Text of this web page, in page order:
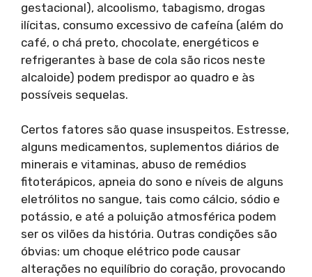
gestacional), alcoolismo, tabagismo, drogas
ilícitas, consumo excessivo de cafeína (além do
café, o chá preto, chocolate, energéticos e
refrigerantes à base de cola são ricos neste
alcaloide) podem predispor ao quadro e às
possíveis sequelas.
Certos fatores são quase insuspeitos. Estresse,
alguns medicamentos, suplementos diários de
minerais e vitaminas, abuso de remédios
fitoterápicos, apneia do sono e níveis de alguns
eletrólitos no sangue, tais como cálcio, sódio e
potássio, e até a poluição atmosférica podem
ser os vilões da história. Outras condições são
óbvias: um choque elétrico pode causar
alterações no equilíbrio do coração, provocando